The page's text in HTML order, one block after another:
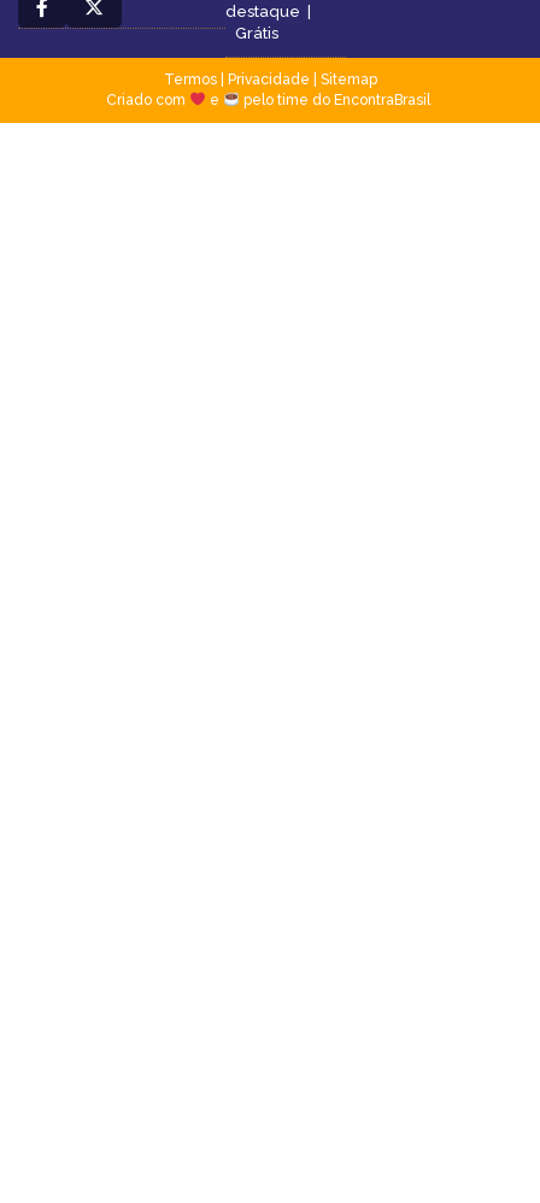
destaque |
Grátis
Termos| Privacidade
Sitemap
Criado com
e pelo time do EncontraBrasil